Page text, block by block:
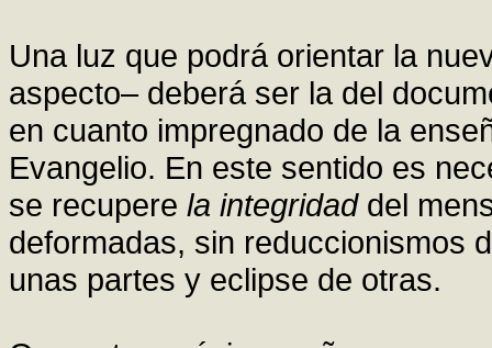
Una luz que podrá orientar la
aspecto– deberá ser la del
en cuanto impregnado de la
Evangelio. En este sentido es
se recupere la integridaddel
deformadas, sin reduccionismos
unas partes y eclipse de otras.